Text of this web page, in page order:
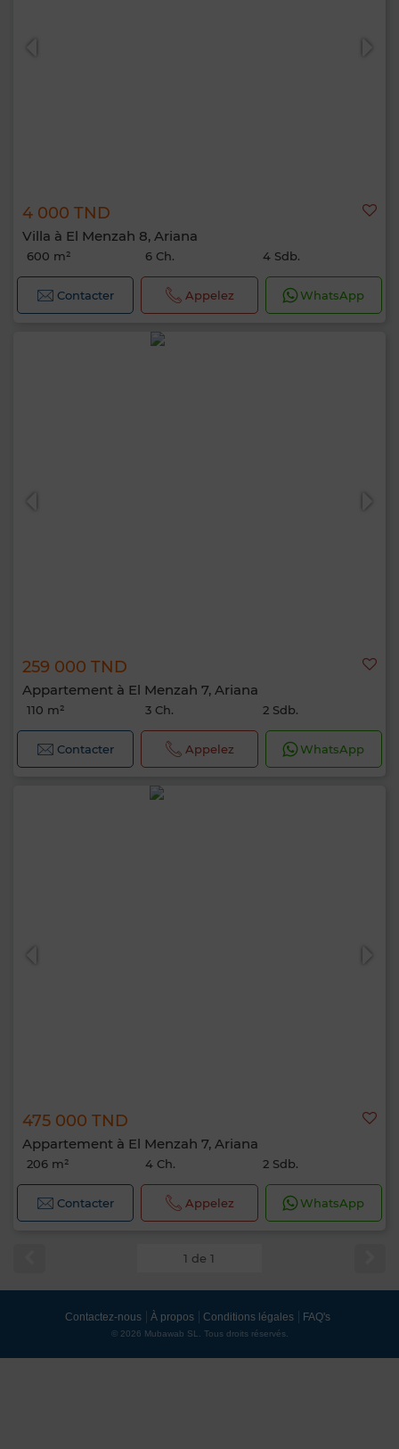
4 000 TND
Villa à El Menzah 8, Ariana
600 m² 6 Ch. 4 Sdb.
Contacter Appelez WhatsApp
259 000 TND
Appartement à El Menzah 7, Ariana
110 m² 3 Ch. 2 Sdb.
Contacter Appelez WhatsApp
475 000 TND
Appartement à El Menzah 7, Ariana
206 m² 4 Ch. 2 Sdb.
Contacter Appelez WhatsApp
1 de 1
Contactez-nous À propos Conditions légales FAQ's
© 2026 Mubawab SL. Tous droits réservés.